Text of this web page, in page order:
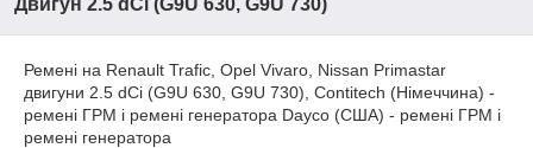
Двигун 2.5 dCi (G9U 630, G9U 730)
Ремені на Renault Trafic, Opel Vivaro, Nissan Primastar
двигуни 2.5 dCi (G9U 630, G9U 730), Contitech (Німеччина) -
ремені ГРМ і ремені генератора Dayco (США) - ремені ГРМ і
ремені генератора